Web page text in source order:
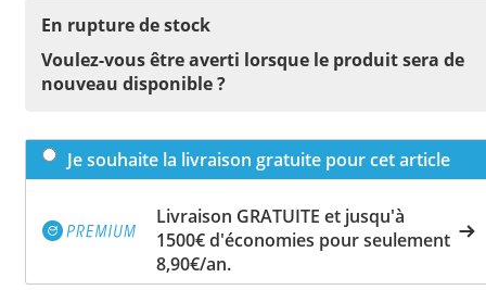
En rupture de stock
Voulez-vous être averti lorsque le produit sera de
nouveau disponible ?
Je souhaite la livraison gratuite pour cet article
Livraison GRATUITE et jusqu'à
1500€ d'économies pour seulement
8,90€/an.